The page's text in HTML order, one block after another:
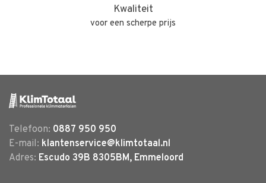
Kwaliteit
voor een scherpe prijs
Telefoon: 0887 950 950
E-mail: klantenservice@klimtotaal.nl
Adres: Escudo 39B 8305BM, Emmeloord